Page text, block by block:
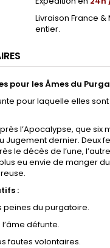
Livraison France &
entier.
pour les Âmes du
pour laquelle elles
l’Apocalypse, que
dernier. Deux
le décès de l’une,
eu envie de manger
:
peines du purgatoire.
défunte.
fautes volontaires.